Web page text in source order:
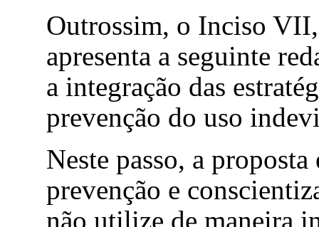
Outrossim, o Inciso
apresenta a seguinte
a integração das
prevenção do uso
Neste passo, a
prevenção e
não utilize de maneira